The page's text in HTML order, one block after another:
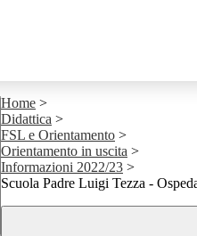
Home >
Didattica >
FSL e Orientamento >
Orientamento in uscita >
Informazioni 2022/23 >
Scuola Padre Luigi Tezza -